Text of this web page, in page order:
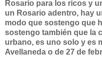
Rosario para los ricos y
un Rosario adentro, hay
modo que sostengo que
sostengo también que la
urbano, es uno solo y es
Avellaneda o de 27 de